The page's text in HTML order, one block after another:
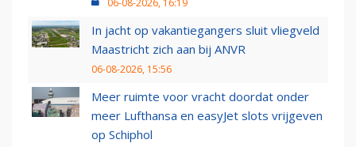
06-08-2026, 16:19
In jacht op vakantiegangers sluit vliegveld
Maastricht zich aan bij ANVR
06-08-2026, 15:56
Meer ruimte voor vracht doordat onder
meer Lufthansa en easyJet slots vrijgeven
op Schiphol